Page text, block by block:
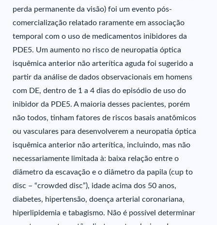
perda permanente da visão) foi um evento pós-
comercialização relatado raramente em associação
temporal com o uso de medicamentos inibidores da
PDE5. Um aumento no risco de neuropatia óptica
isquêmica anterior não arterítica aguda foi sugerido a
partir da análise de dados observacionais em homens
com DE, dentro de 1 a 4 dias do episódio de uso do
inibidor da PDE5. A maioria desses pacientes, porém
não todos, tinham fatores de riscos basais anatômicos
ou vasculares para desenvolverem a neuropatia óptica
isquêmica anterior não arterítica, incluindo, mas não
necessariamente limitada à: baixa relação entre o
diâmetro da escavação e o diâmetro da papila (cup to
disc – “crowded disc”), idade acima dos 50 anos,
diabetes, hipertensão, doença arterial coronariana,
hiperlipidemia e tabagismo. Não é possível determinar